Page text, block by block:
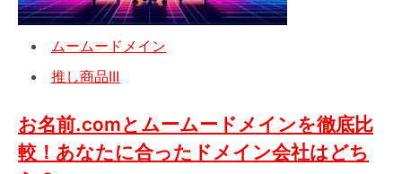
WP
ホ
ス
テ
ン
グ
ムームードメイン
推し商品III
お名前.comとムームードメインを徹底比
較！あなたに合ったドメイン会社はどち